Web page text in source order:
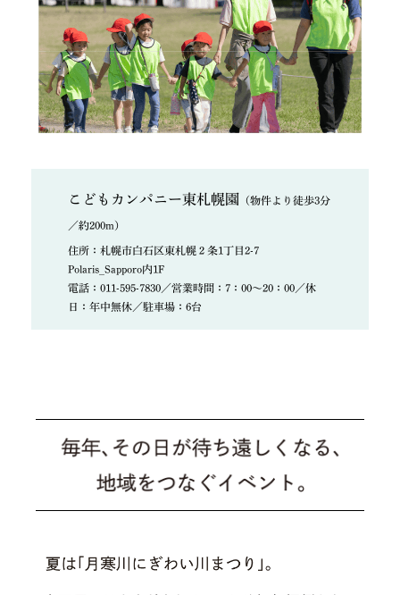
こどもカンパニー東札幌園 （物件より徒歩3分
／約200m）
住所：札幌市白石区東札幌２条1丁目2-7
Polaris_Sapporo内1F
電話：011-595-7830／営業時間：7：00～20：00／休
日：年中無休／駐車場：6台